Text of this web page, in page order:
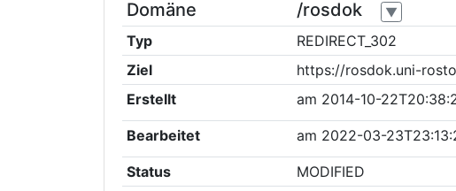
Domäne
/rosdok ▼
Typ
REDIRECT_302
Ziel
https://rosdok.uni-
Erstellt
am 2014-10-
Bearbeitet am 2022-03-
Status
MODIFIED